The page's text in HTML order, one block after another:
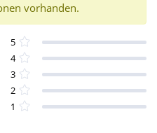
vorhanden.
5
4
3
2
1